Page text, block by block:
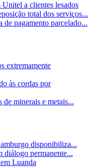
Unitel a clientes lesados
total dos serviços...
de pagamento parcelado...
extremamente
às cordas por
minerais e metais...
disponibiliza...
diálogo permanente...
Luanda